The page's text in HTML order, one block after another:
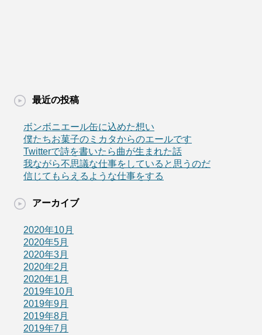
最近の投稿
ボンボニエール缶に込めた想い
僕たちお菓子のミカタからのエールです
Twitterで詩を書いたら曲が生まれた話
我ながら不思議な仕事をしていると思うのだ
信じてもらえるような仕事をする
アーカイブ
2020年10月
2020年5月
2020年3月
2020年2月
2020年1月
2019年10月
2019年9月
2019年8月
2019年7月